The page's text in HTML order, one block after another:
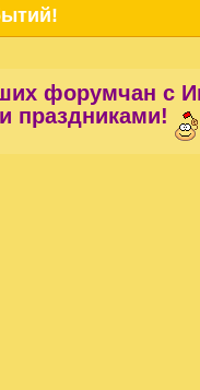
форумчан с
праздниками!